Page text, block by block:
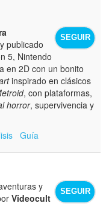
SEGUIR
publicado
5, Nintendo
en 2D con un bonito
inspirado en clásicos
, con plataformas,
horror, supervivencia y
Guía
SEGUIR
y
Videocult